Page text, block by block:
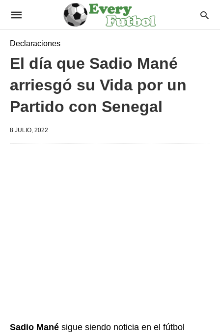
Declaraciones
El día que Sadio Mané
arriesgó su Vida por un
Partido con Senegal
8 JULIO, 2022
Sadio Mané sigue siendo noticia en el fútbol